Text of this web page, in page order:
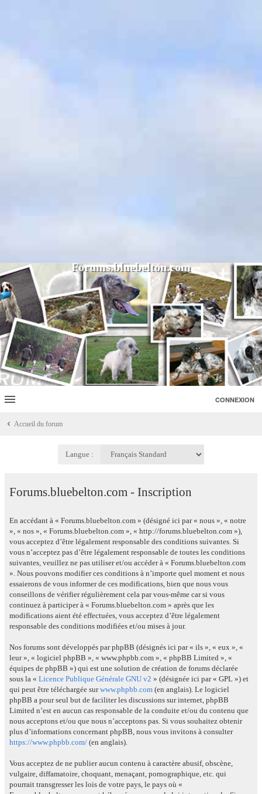
Forums.bluebelton.com
CONNEXION
Accueil du forum
Langue :
Forums.bluebelton.com - Inscription
En accédant à « Forums.bluebelton.com » (désigné ici par « nous », « notre
», « nos », « Forums.bluebelton.com », « http://forums.bluebelton.com »),
vous acceptez d’être légalement responsable des conditions suivantes. Si
vous n’acceptez pas d’être légalement responsable de toutes les conditions
suivantes, veuillez ne pas utiliser et/ou accéder à « Forums.bluebelton.com
». Nous pouvons modifier ces conditions à n’importe quel moment et nous
essaierons de vous informer de ces modifications, bien que nous vous
conseillons de vérifier régulièrement cela par vous-même car si vous
continuez à participer à « Forums.bluebelton.com » après que les
modifications aient été effectuées, vous acceptez d’être légalement
responsable des conditions modifiées et/ou mises à jour.
Nos forums sont développés par phpBB (désignés ici par « ils », « eux », «
leur », « logiciel phpBB », « www.phpbb.com », « phpBB Limited », «
équipes de phpBB ») qui est une solution de création de forums déclarée
sous la « Licence Publique Générale GNU v2 » (désignée ici par « GPL ») et
qui peut être téléchargée surwww.phpbb.com (en anglais). Le logiciel
phpBB a pour seul but de faciliter les discussions sur internet, phpBB
Limited n’est en aucun cas responsable de la conduite et/ou du contenu que
nous acceptons et/ou que nous n’acceptons pas. Si vous souhaitez obtenir
plus d’informations concernant phpBB, nous vous invitons à consulter
https://www.phpbb.com/ (en anglais).
Vous acceptez de ne publier aucun contenu à caractère abusif, obscène,
vulgaire, diffamatoire, choquant, menaçant, pornographique, etc. qui
pourrait transgresser les lois de votre pays, le pays où «